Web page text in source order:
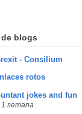
blogs
- Consilium
rotos
jokes and fun
semana